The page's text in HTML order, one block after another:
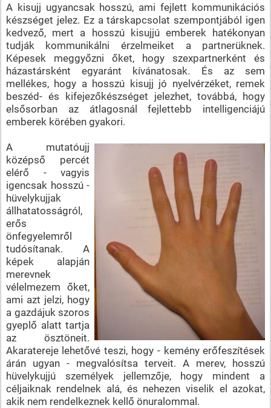
A kisujj ugyancsak hosszú, ami fejlett kommunikációs
készséget jelez. Ez a társkapcsolat szempontjából igen
kedvező, mert a hosszú kisujjú emberek hatékonyan
tudják kommunikálni érzelmeiket a partnerüknek.
Képesek meggyőzni őket, hogy szexpartnerként és
házastársként egyaránt kívánatosak. És az sem
mellékes, hogy a hosszú kisujj jó nyelvérzéket, remek
beszéd- és kifejezőkészséget jelezhet, továbbá, hogy
elsősorban az átlagosnál fejlettebb intelligenciájú
emberek körében gyakori.
A mutatóujj
középső percét
elérő - vagyis
igencsak hosszú -
hüvelykujjak
állhatatosságról,
erős
önfegyelemről
tudósítanak. A
képek alapján
merevnek
vélelmezem őket,
ami azt jelzi, hogy
a gazdájuk szoros
gyeplő alatt tartja
az ösztöneit.
Akaratereje lehetővé teszi, hogy - kemény erőfeszítések
árán ugyan - megvalósítsa terveit. A merev, hosszú
hüvelykujjú személyek jellemzője, hogy mindent a
céljaiknak rendelnek alá, és nehezen viselik el azokat,
akik nem rendelkeznek kellő önuralommal.